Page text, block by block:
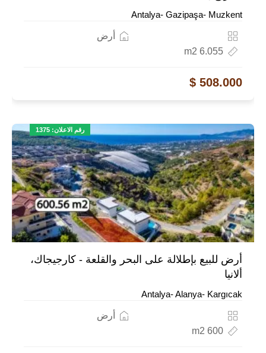
Antalya- Gazipaşa- Muzkent
أرض
6.055 m2
508.000 $
رقم الاعلان: 1375
أرض للبيع بإطلالة على البحر والقلعة - كارجيجاك،
ألانيا
Antalya- Alanya- Kargıcak
أرض
600 m2